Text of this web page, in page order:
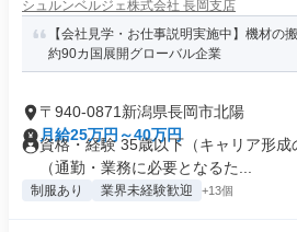
シュルンベルジェ株式会社 長岡支店
【会社見学・お仕事説明実施中】機材の
約90カ国展開グローバル企業
〒940-0871新潟県長岡市北陽
月給25万円～40万円
資格・経験 35歳以下（キャリア形
（通勤・業務に必要となるた...
制服あり 業界未経験歓迎 +13個